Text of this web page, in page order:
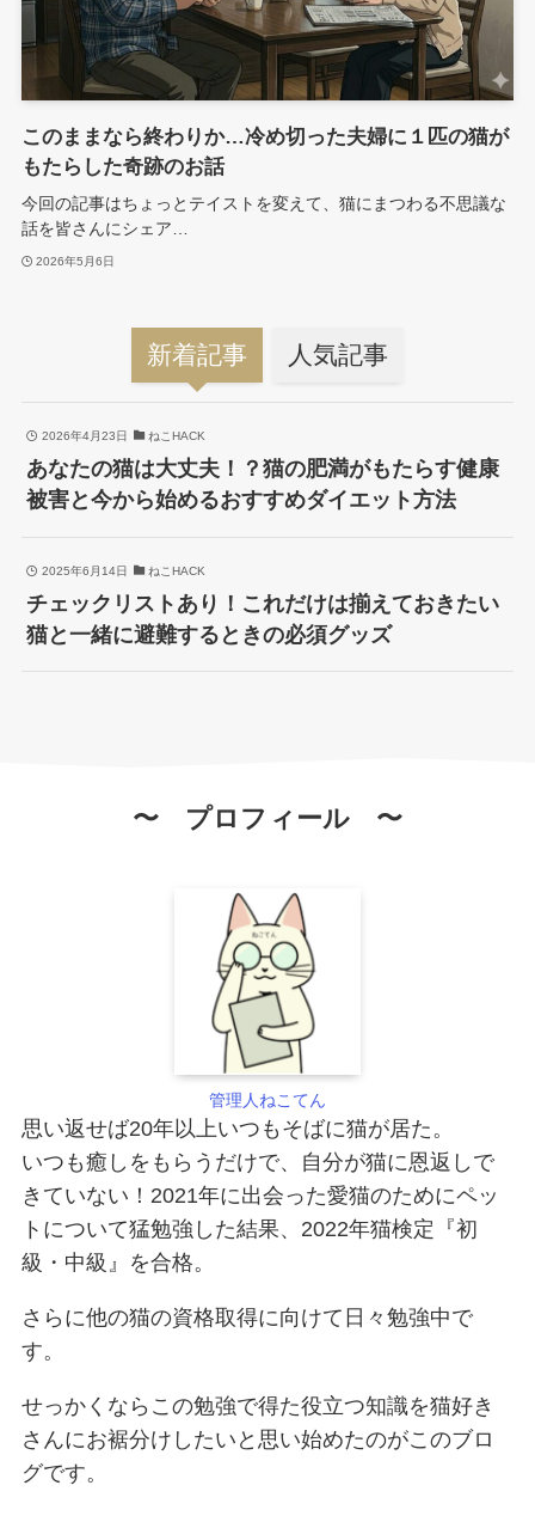
このままなら終わりか…冷め切った夫婦に１匹の猫が
もたらした奇跡のお話
今回の記事はちょっとテイストを変えて、猫にまつわる不思議な
話を皆さんにシェア…
2026年5月6日
新着記事 人気記事
2026年4月23日 ねこHACK
あなたの猫は大丈夫！？猫の肥満がもたらす健康
被害と今から始めるおすすめダイエット方法
2025年6月14日 ねこHACK
チェックリストあり！これだけは揃えておきたい
猫と一緒に避難するときの必須グッズ
〜 プロフィール 〜
管理人ねこてん
思い返せば20年以上いつもそばに猫が居た。
いつも癒しをもらうだけで、自分が猫に恩返しで
きていない！2021年に出会った愛猫のためにペッ
トについて猛勉強した結果、2022年猫検定『初
級・中級』を合格。
さらに他の猫の資格取得に向けて日々勉強中で
す。
せっかくならこの勉強で得た役立つ知識を猫好き
さんにお裾分けしたいと思い始めたのがこのブロ
グです。